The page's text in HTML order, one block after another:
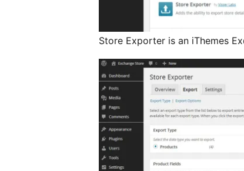
Store Exporter is an iThemes